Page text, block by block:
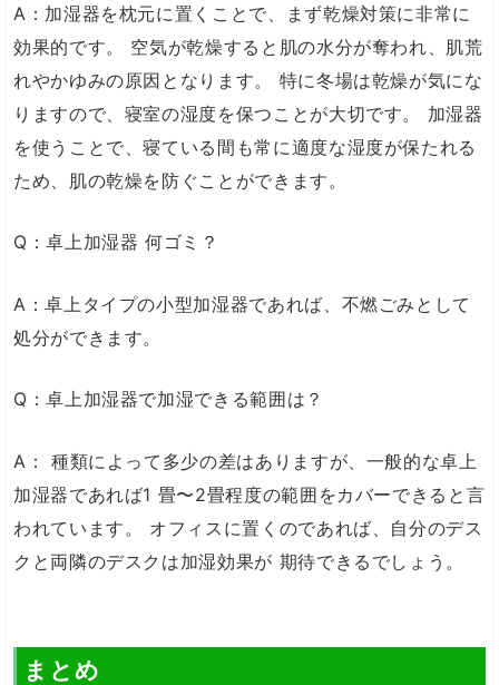
A：加湿器を枕元に置くことで、まず乾燥対策に非常に
効果的です。 空気が乾燥すると肌の水分が奪われ、肌荒
れやかゆみの原因となります。 特に冬場は乾燥が気にな
りますので、寝室の湿度を保つことが大切です。 加湿器
を使うことで、寝ている間も常に適度な湿度が保たれる
ため、肌の乾燥を防ぐことができます。
Q：卓上加湿器 何ゴミ？
A：卓上タイプの小型加湿器であれば、不燃ごみとして
処分ができます。
Q：卓上加湿器で加湿できる範囲は？
A： 種類によって多少の差はありますが、一般的な卓上
加湿器であれば1 畳〜2畳程度の範囲をカバーできると言
われています。 オフィスに置くのであれば、自分のデス
クと両隣のデスクは加湿効果が 期待できるでしょう。
まとめ